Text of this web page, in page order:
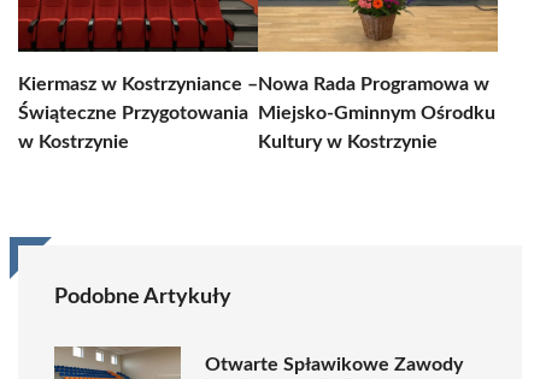
Kiermasz w Kostrzyniance –
Świąteczne Przygotowania
w Kostrzynie
Nowa Rada Programowa w
Miejsko-Gminnym Ośrodku
Kultury w Kostrzynie
Podobne Artykuły
Otwarte Spławikowe Zawody